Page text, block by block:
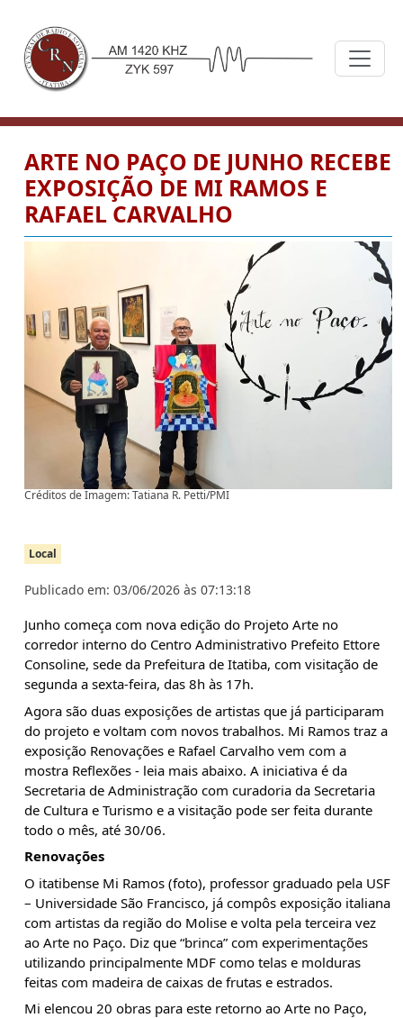
ARTE NO PAÇO DE JUNHO RECEBE
EXPOSIÇÃO DE MI RAMOS E
RAFAEL CARVALHO
Créditos de Imagem: Tatiana R. Petti/PMI
Local
Publicado em: 03/06/2026 às 07:13:18
Junho começa com nova edição do Projeto Arte no
corredor interno do Centro Administrativo Prefeito Ettore
Consoline, sede da Prefeitura de Itatiba, com visitação de
segunda a sexta-feira, das 8h às 17h.
Agora são duas exposições de artistas que já participaram
do projeto e voltam com novos trabalhos. Mi Ramos traz a
exposição Renovações e Rafael Carvalho vem com a
mostra Reflexões - leia mais abaixo. A iniciativa é da
Secretaria de Administração com curadoria da Secretaria
de Cultura e Turismo e a visitação pode ser feita durante
todo o mês, até 30/06.
Renovações
O itatibense Mi Ramos (foto), professor graduado pela USF
– Universidade São Francisco, já compôs exposição italiana
com artistas da região do Molise e volta pela terceira vez
ao Arte no Paço. Diz que “brinca” com experimentações
utilizando principalmente MDF como telas e molduras
feitas com madeira de caixas de frutas e estrados.
Mi elencou 20 obras para este retorno ao Arte no Paço,